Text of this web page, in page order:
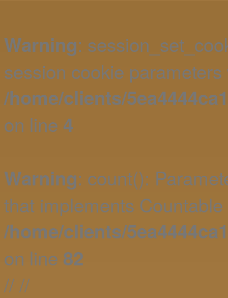
Warning:
session cookie
/home/clients/
on line 4
Warning: count():
that implements
/home/clients/
on line 82
////